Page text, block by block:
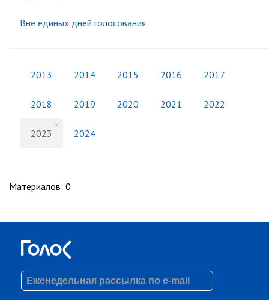
Вне единых дней голосования
2013 2014 2015 2016 2017
2018 2019 2020 2021 2022
2023 2024
Материалов: 0